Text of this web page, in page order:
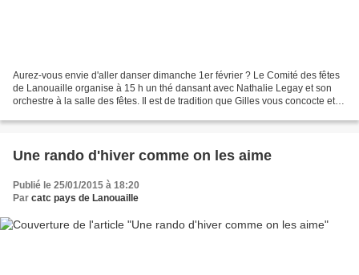
Aurez-vous envie d'aller danser dimanche 1er février ? Le Comité des fêtes
de Lanouaille organise à 15 h un thé dansant avec Nathalie Legay et son
orchestre à la salle des fêtes. Il est de tradition que Gilles vous concocte et
Une rando d'hiver comme on les aime
Publié le 25/01/2015 à 18:20
Par catc pays de Lanouaille